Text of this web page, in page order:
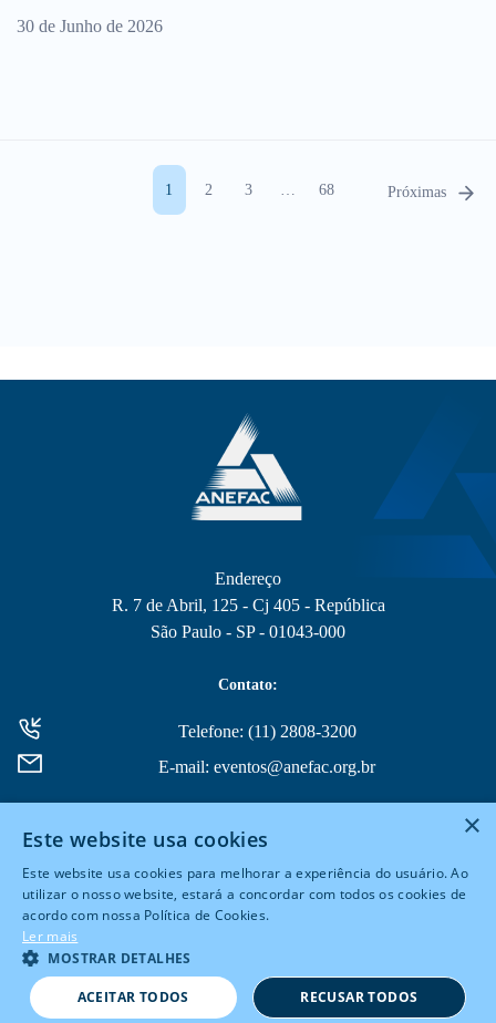
30 de Junho de 2026
1 2 3 68 Próximas
Endereço
R. 7 de Abril, 125 - Cj 405 - República
São Paulo - SP - 01043-000
Contato:
Telefone: (11) 2808-3200
E-mail: eventos@anefac.org.br
Política de Privacidade
×
Este website usa cookies
Este website usa cookies para melhorar a experiência do usuário. Ao
utilizar o nosso website, estará a concordar com todos os cookies de
acordo com nossa Política de Cookies.
Ler mais
MOSTRAR DETALHES
ACEITAR TODOS RECUSAR TODOS